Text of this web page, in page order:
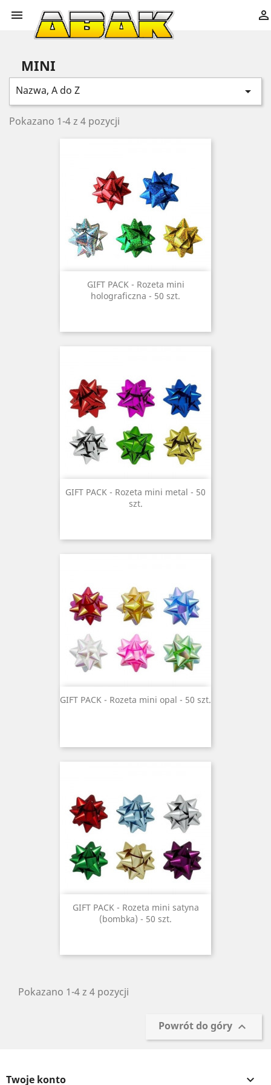
 
MINI
Nazwa, A do Z 
Pokazano 1-4 z 4 pozycji
GIFT PACK - Rozeta mini
holograficzna - 50 szt.
GIFT PACK - Rozeta mini metal - 50
szt.
GIFT PACK - Rozeta mini opal - 50 szt.
GIFT PACK - Rozeta mini satyna
(bombka) - 50 szt.
Pokazano 1-4 z 4 pozycji
Powrót do góry 
Twoje konto 